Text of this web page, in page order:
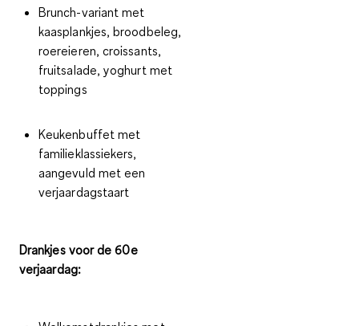
Brunch-variantmet
kaasplankjes, broodbeleg,
roereieren, croissants,
fruitsalade, yoghurt met
toppings
Keukenbuffetmet
familieklassiekers,
aangevuld met een
verjaardagstaart
Drankjes voor de 60e
verjaardag: